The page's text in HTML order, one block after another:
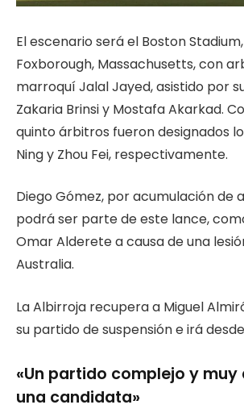
El escenario será el Boston
Foxborough, Massachusetts, con
marroquí Jalal Jayed, asistido por
Zakaria Brinsi y Mostafa Akarkad.
quinto árbitros fueron designados
Ning y Zhou Fei, respectivamente.
Diego Gómez, por acumulación de
podrá ser parte de este lance,
Omar Alderete a causa de una
Australia.
La Albirroja recupera a Miguel
su partido de suspensión e irá
«Un partido complejo y
una candidata»